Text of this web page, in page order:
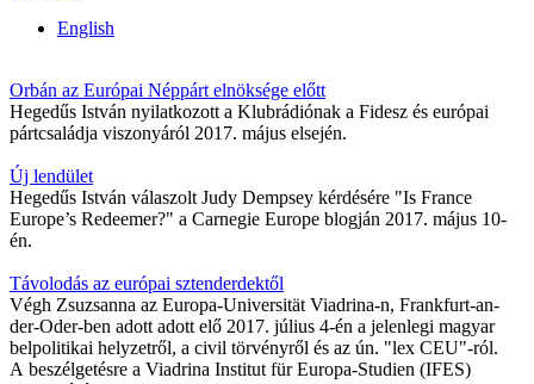
English
Orbán az Európai Néppárt elnöksége előtt
Hegedűs István nyilatkozott a Klubrádiónak a Fidesz és európai
pártcsaládja viszonyáról 2017. május elsején.
Új lendület
Hegedűs István válaszolt Judy Dempsey kérdésére "Is France
Europe’s Redeemer?" a Carnegie Europe blogján 2017. május 10-
én.
Távolodás az európai sztenderdektől
Végh Zsuzsanna az Europa-Universität Viadrina-n, Frankfurt-an-
der-Oder-ben adott adott elő 2017. július 4-én a jelenlegi magyar
belpolitikai helyzetről, a civil törvényről és az ún. "lex CEU"-ról.
A beszélgetésre a Viadrina Institut für Europa-Studien (IFES)